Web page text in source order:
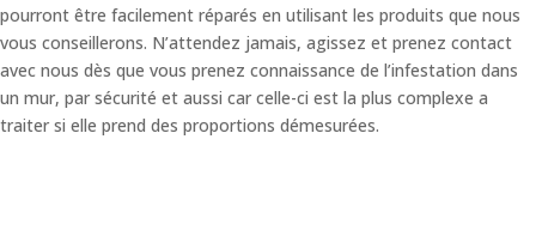
pourront être facilement réparés en utilisant les produits que nous
vous conseillerons. N’attendez jamais, agissez et prenez contact
avec nous dès que vous prenez connaissance de l’infestation dans
un mur, par sécurité et aussi car celle-ci est la plus complexe a
traiter si elle prend des proportions démesurées.